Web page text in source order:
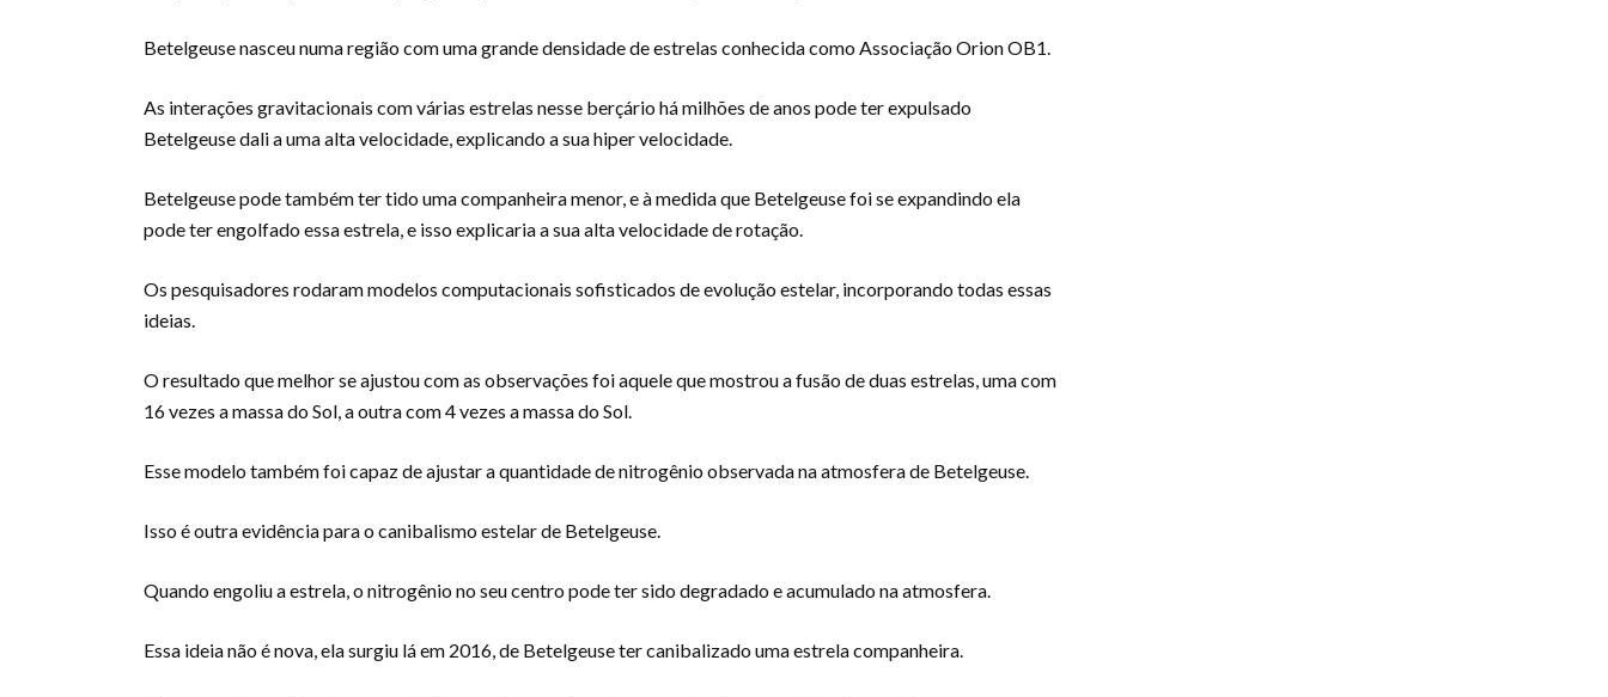
Betelgeuse nasceu numa região com uma grande densidade de estrelas conhecida como Associação Orion OB1.
As interações gravitacionais com várias estrelas nesse berçário há milhões de anos pode ter expulsado
Betelgeuse dali a uma alta velocidade, explicando a sua hiper velocidade.
Betelgeuse pode também ter tido uma companheira menor, e à medida que Betelgeuse foi se expandindo ela
pode ter engolfado essa estrela, e isso explicaria a sua alta velocidade de rotação.
Os pesquisadores rodaram modelos computacionais sofisticados de evolução estelar, incorporando todas essas
ideias.
O resultado que melhor se ajustou com as observações foi aquele que mostrou a fusão de duas estrelas, uma com
16 vezes a massa do Sol, a outra com 4 vezes a massa do Sol.
Esse modelo também foi capaz de ajustar a quantidade de nitrogênio observada na atmosfera de Betelgeuse.
Isso é outra evidência para o canibalismo estelar de Betelgeuse.
Quando engoliu a estrela, o nitrogênio no seu centro pode ter sido degradado e acumulado na atmosfera.
Essa ideia não é nova, ela surgiu lá em 2016, de Betelgeuse ter canibalizado uma estrela companheira.